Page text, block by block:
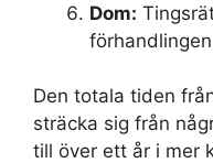
Dom:
Den totala tiden
sträcka sig från
till över ett år i mer